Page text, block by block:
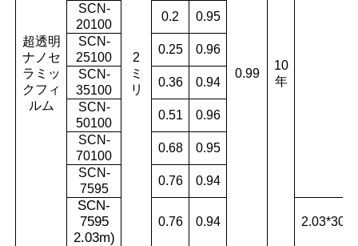
超透明
ナノセ
ラミッ
クフィ
ルム
2
ミ
リ
0.99
10
年
SCN-
20100
0.2
0.95
SCN-
25100
0.25
0.96
SCN-
35100
0.36
0.94
SCN-
50100
0.51
0.96
SCN-
70100
0.68
0.95
SCN-
7595
0.76 0.94
SCN-
7595
2.03m)
0.76 0.94 2.03*30m